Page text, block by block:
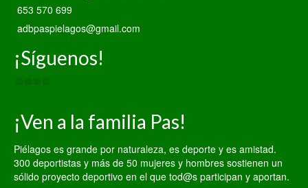
653 570 699
adbpaspielagos@gmail.com
¡Síguenos!
¡Ven a la familia Pas!
Piélagos es grande por naturaleza, es deporte y es amistad.
300 deportistas y más de 50 mujeres y hombres sostienen un
sólido proyecto deportivo en el que tod@s participan y aportan.